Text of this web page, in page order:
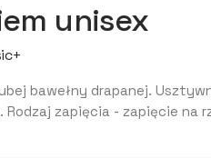
unisex
bawełny drapanej.
zapięcia - zapięcie na